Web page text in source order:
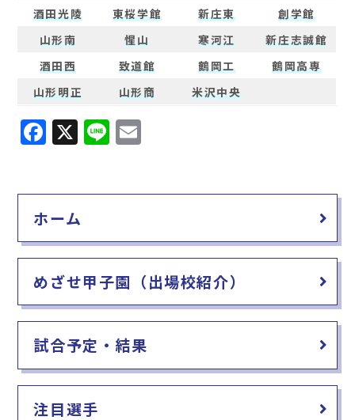
酒田光陵
東桜学館 新庄東
創学館
山形南
惺山 寒河江
新庄志誠館
酒田西
致道館 鶴岡工
鶴岡高専
山形明正
山形商 米沢中央
F
a
e
b
o
o
k
X Li
n
l
ホーム
めざせ甲子園（出場校紹介）
試合予定・結果
注目選手